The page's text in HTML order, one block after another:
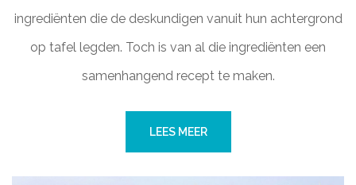
ingrediënten die de deskundigen vanuit hun achtergrond
op tafel legden. Toch is van al die ingrediënten een
samenhangend recept te maken.
LEES MEER